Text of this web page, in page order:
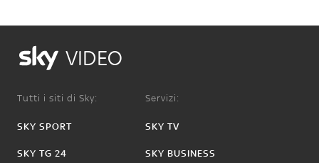
VIDEO
Tutti i siti di Sky:
SKY SPORT
SKY TG 24
Servizi:
SKY TV
SKY BUSINESS